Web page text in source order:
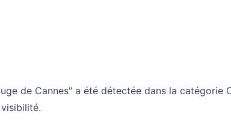
de Cannes" a été détectée dans la catégorie